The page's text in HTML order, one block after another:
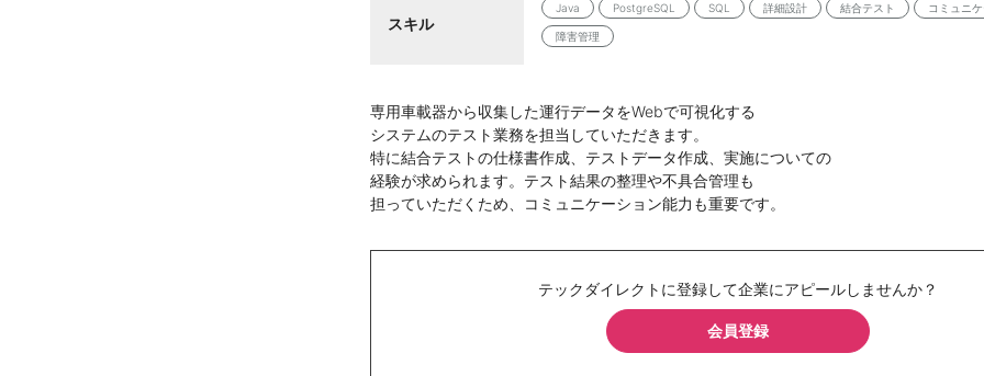
スキル
Java PostgreSQL SQL 詳細設計 結合テスト コミュニ
障害管理
専用車載器から収集した運行データをWebで可視化する
システムのテスト業務を担当していただきます。
特に結合テストの仕様書作成、テストデータ作成、実施についての
経験が求められます。テスト結果の整理や不具合管理も
担っていただくため、コミュニケーション能力も重要です。
テックダイレクトに登録して企業にアピールしませんか？
会員登録